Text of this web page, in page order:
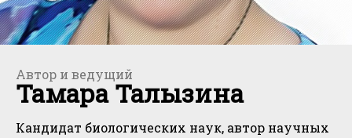
Автор и ведущий
Тамара Талызина
Кандидат биологических наук, автор научных